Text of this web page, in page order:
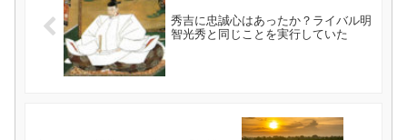
秀吉に忠誠心はあったか？ライバル明
智光秀と同じことを実行していた